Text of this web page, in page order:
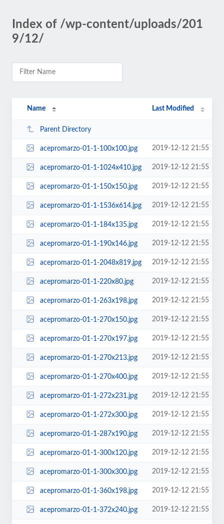
Index of /wp-content/uploads/201
9/12/
Name Last Modified
Parent Directory
acepromarzo-01-1-100x100.jpg 2019-12-12 21:55
acepromarzo-01-1-1024x410.jpg 2019-12-12 21:55
acepromarzo-01-1-150x150.jpg 2019-12-12 21:55
acepromarzo-01-1-1536x614.jpg 2019-12-12 21:55
acepromarzo-01-1-184x135.jpg 2019-12-12 21:55
acepromarzo-01-1-190x146.jpg 2019-12-12 21:55
acepromarzo-01-1-2048x819.jpg 2019-12-12 21:55
acepromarzo-01-1-220x80.jpg 2019-12-12 21:55
acepromarzo-01-1-263x198.jpg 2019-12-12 21:55
acepromarzo-01-1-270x150.jpg 2019-12-12 21:55
acepromarzo-01-1-270x197.jpg 2019-12-12 21:55
acepromarzo-01-1-270x213.jpg 2019-12-12 21:55
acepromarzo-01-1-270x400.jpg 2019-12-12 21:55
acepromarzo-01-1-272x231.jpg 2019-12-12 21:55
acepromarzo-01-1-272x300.jpg 2019-12-12 21:55
acepromarzo-01-1-287x190.jpg 2019-12-12 21:55
acepromarzo-01-1-300x120.jpg 2019-12-12 21:55
acepromarzo-01-1-300x300.jpg 2019-12-12 21:55
acepromarzo-01-1-360x198.jpg 2019-12-12 21:55
acepromarzo-01-1-372x240.jpg 2019-12-12 21:55